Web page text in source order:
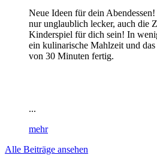
Neue Ideen für dein
nur unglaublich lecker, auch die
Kinderspiel für dich sein! In
ein kulinarische Mahlzeit und
von 30 Minuten fertig.
...
mehr
Alle Beiträge ansehen